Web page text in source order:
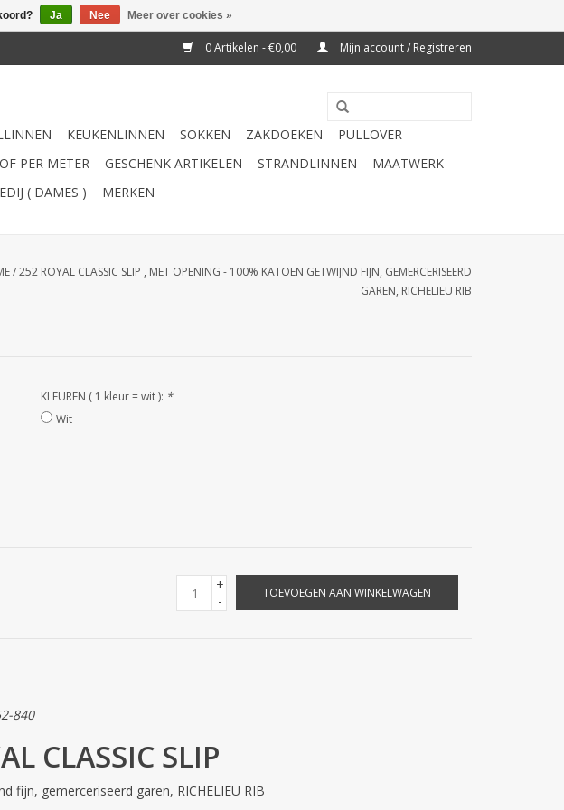
0 Artikelen - €0,00 Mijn account / Registreren
KEUKENLINNEN SOKKEN ZAKDOEKEN
PULLOVER
PER METER GESCHENK ARTIKELEN STRANDLINNEN
MAATWERK
( DAMES ) MERKEN
/252 ROYAL CLASSIC SLIP , MET OPENING - 100% KATOEN GETWIJND FIJN, GEMERCERISEERD
GAREN, RICHELIEU RIB
KLEUREN ( 1 kleur = wit ): *
Wit
+
-
TOEVOEGEN AAN WINKELWAGEN
840
CLASSIC SLIP
fijn, gemerceriseerd garen, RICHELIEU RIB
Ja Nee Meer over cookies »